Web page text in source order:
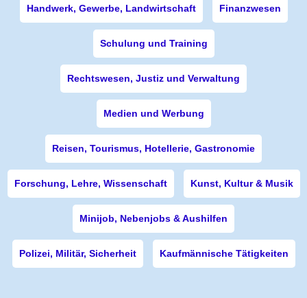
Handwerk, Gewerbe, Landwirtschaft Finanzwesen
Schulung und Training
Rechtswesen, Justiz und Verwaltung
Medien und Werbung
Reisen, Tourismus, Hotellerie, Gastronomie
Forschung, Lehre, Wissenschaft Kunst, Kultur & Musik
Minijob, Nebenjobs & Aushilfen
Polizei, Militär, Sicherheit Kaufmännische Tätigkeiten